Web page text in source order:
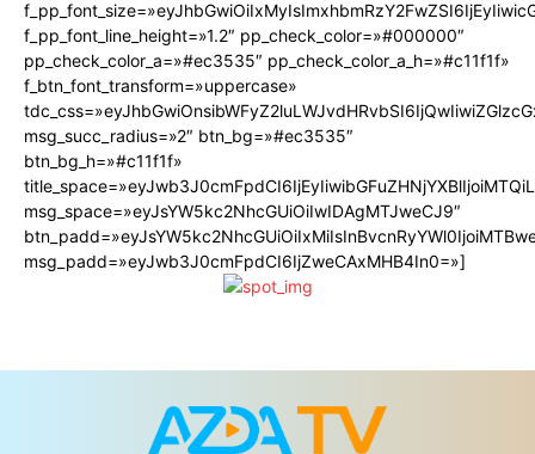
f_pp_font_line_height=»1.2″ pp_check_color=»#000000″
pp_check_color_a=»#ec3535″ pp_check_color_a_h=»#c11f1f»
f_btn_font_transform=»uppercase»
msg_succ_radius=»2″ btn_bg=»#ec3535″
btn_bg_h=»#c11f1f»
msg_space=»eyJsYW5kc2NhcGUiOiIwIDAgMTJweCJ9″
msg_padd=»eyJwb3J0cmFpdCI6IjZweCAxMHB4In0=»]